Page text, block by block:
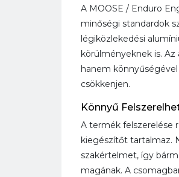
A MOOSE / Enduro
minőségi standardok
légiközlekedési
körülményeknek is.
hanem
csökkenjen.
Könnyű
A termék felszerelése
kiegészítőt tartalmaz.
szakértelmet, így
magának. A